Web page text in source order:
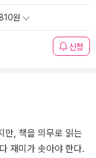
원
신청
만, 책을 의무로 읽는
재미가 솟아야 한다.